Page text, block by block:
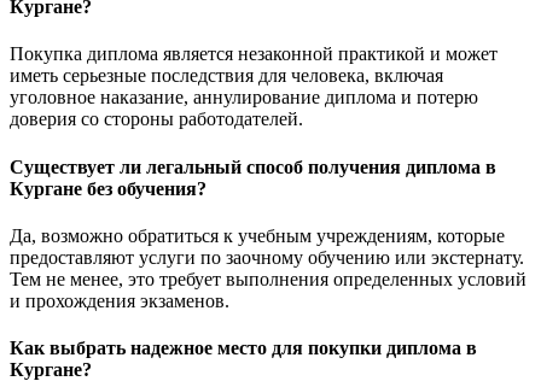
Кургане?
Покупка диплома является незаконной практикой и может
иметь серьезные последствия для человека, включая
уголовное наказание, аннулирование диплома и потерю
доверия со стороны работодателей.
Существует ли легальный способ получения диплома в
Кургане без обучения?
Да, возможно обратиться к учебным учреждениям, которые
предоставляют услуги по заочному обучению или экстернату.
Тем не менее, это требует выполнения определенных условий
и прохождения экзаменов.
Как выбрать надежное место для покупки диплома в
Кургане?